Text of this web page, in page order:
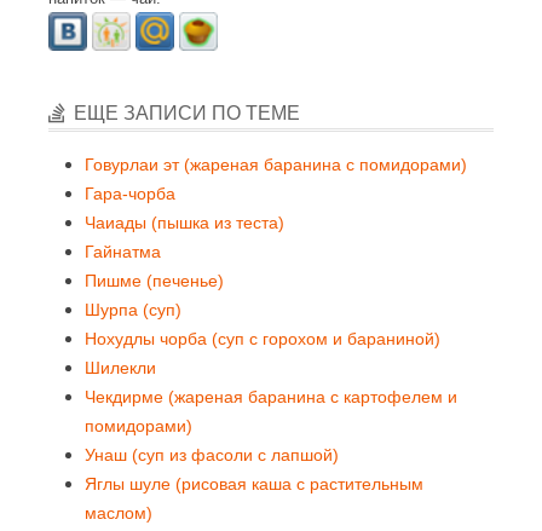
ЕЩЕ ЗАПИСИ ПО ТЕМЕ
Говурлаи эт (жареная баранина с помидорами)
Гара-чорба
Чаиады (пышка из теста)
Гайнатма
Пишме (печенье)
Шурпа (суп)
Нохудлы чорба (суп с горохом и бараниной)
Шилекли
Чекдирме (жареная баранина с картофелем и
помидорами)
Унаш (суп из фасоли с лапшой)
Яглы шуле (рисовая каша с растительным
маслом)